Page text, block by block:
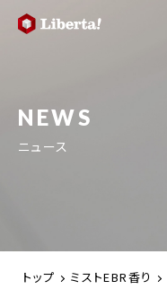
NEWS
ニュース
トップ ミストEBR香り